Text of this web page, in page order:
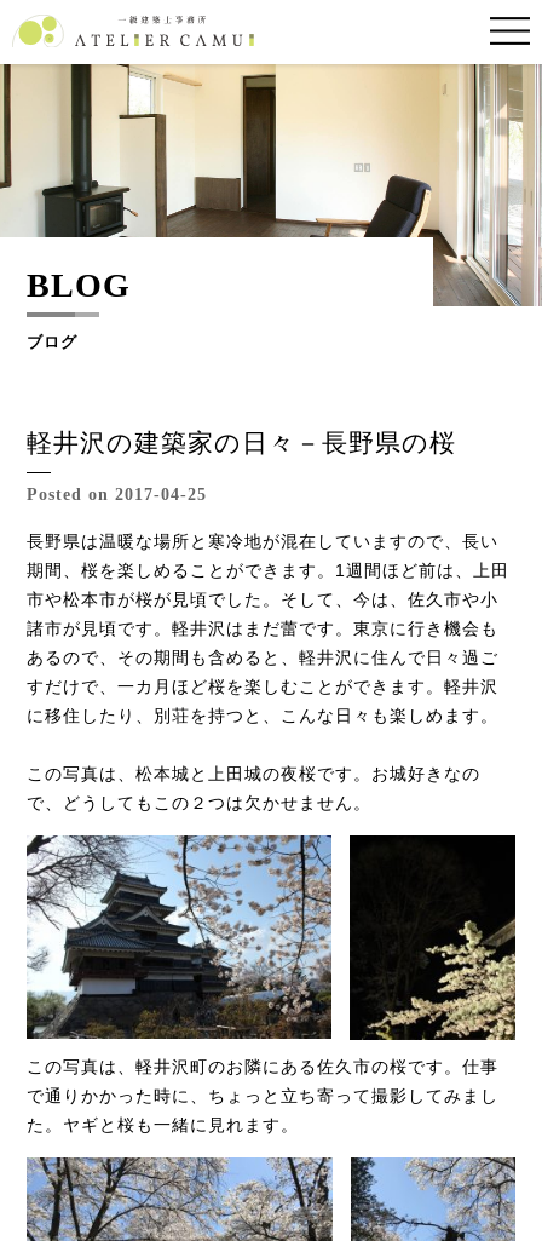
BLOG
ブログ
軽井沢の建築家の日々－長野県の桜
Posted on 2017-04-25
長野県は温暖な場所と寒冷地が混在していますので、長い
期間、桜を楽しめることができます。1週間ほど前は、上田
市や松本市が桜が見頃でした。そして、今は、佐久市や小
諸市が見頃です。軽井沢はまだ蕾です。東京に行き機会も
あるので、その期間も含めると、軽井沢に住んで日々過ご
すだけで、一カ月ほど桜を楽しむことができます。軽井沢
に移住したり、別荘を持つと、こんな日々も楽しめます。
この写真は、松本城と上田城の夜桜です。お城好きなの
で、どうしてもこの２つは欠かせません。
この写真は、軽井沢町のお隣にある佐久市の桜です。仕事
で通りかかった時に、ちょっと立ち寄って撮影してみまし
た。ヤギと桜も一緒に見れます。